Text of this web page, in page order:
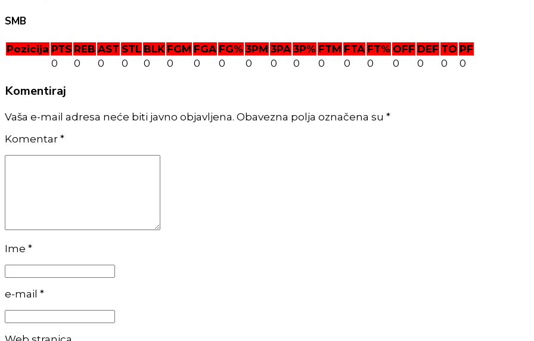
SMB
Pozicija PTS REB AST STL BLK FGM FGA FG% 3PM 3PA 3P% FTM FTA FT% OFF DEF TO PF
0
0 0 0 0 0 0 0 0 0 0 0 0 0 0 0 0 0
Komentiraj
Vaša e-mail adresa neće biti javno objavljena. Obavezna polja označena su *
Komentar *
Ime *
e-mail *